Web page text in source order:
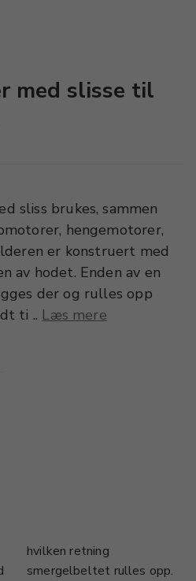
med slisse til
sliss brukes, sammen
hengemotorer,
er konstruert med
av hodet. Enden av en
der og rulles opp
ti .. Læs mere
smergelbeltet rulles opp.